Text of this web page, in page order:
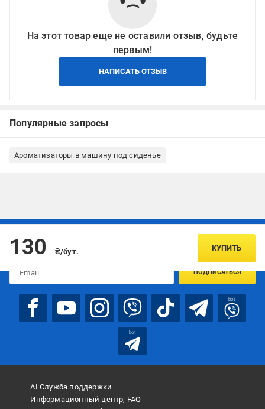
На этот товар еще не оставили отзыв, будьте
первым!
НАПИСАТЬ ОТЗЫВ
Популярные запросы
Ароматизаторы в машину под сиденье
130 ₴/бут. КУПИТЬ
Подписывайтесь, чтобы узнавать первым об акцияx и
ПОДПИСАТЬСЯ
bot
bot
AI Служба поддержки
Информационный центр, FAQ